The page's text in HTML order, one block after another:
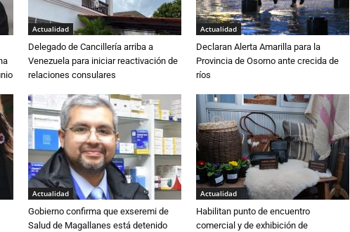
Actualidad
Delegado de Cancillería arriba a
Venezuela para iniciar reactivación de
relaciones consulares
Actualidad
Declaran Alerta Amarilla para la
Provincia de Osorno ante crecida de
ríos
Actualidad
Gobierno confirma que exseremi de
Salud de Magallanes está detenido
Actualidad
Habilitan punto de encuentro
comercial y de exhibición de